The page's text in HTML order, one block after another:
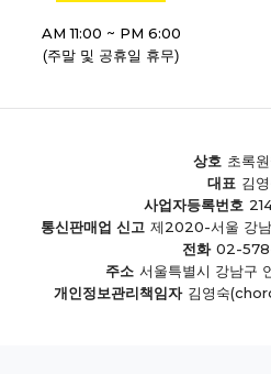
AM 11:00 ~ PM 6:00
(주말 및 공휴일 휴무)
상호 초록
대표 김
사업자등록번호
통신판매업 신고 제2020-서울 강
전화 02-
주소 서울특별시 강남구
개인정보관리책임자 김영숙